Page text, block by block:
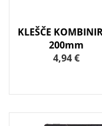
KLEŠČE
200mm
4,94 €